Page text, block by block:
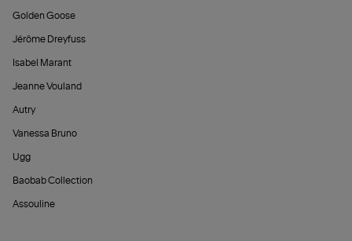
Golden Goose
Jérôme Dreyfuss
Isabel Marant
Jeanne Vouland
Autry
Vanessa Bruno
Ugg
Baobab Collection
Assouline